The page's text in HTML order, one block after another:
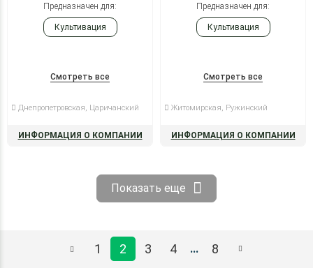
Предназначен для:
Культивация
Смотреть все
Днепропетровская, Царичанский
ИНФОРМАЦИЯ О КОМПАНИИ
Предназначен для:
Культивация
Смотреть все
Житомирская, Ружинский
ИНФОРМАЦИЯ О КОМПАНИИ
Показать еще
1 2 3 4 ... 8